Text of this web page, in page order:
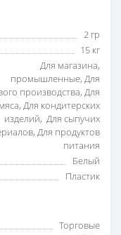
2 гр
15 кг
Для магазина,
промышленные, Для
производства, Для
мяса, Для кондитерских
изделий, Для сыпучих
Для продуктов
питания
Белый
Пластик
Торговые